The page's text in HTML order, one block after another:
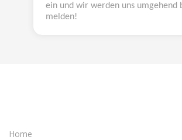
ein und wir werden uns umgehend
melden!
Home